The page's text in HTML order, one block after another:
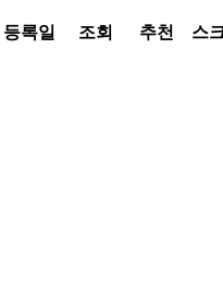
등록일 조회 추천 스